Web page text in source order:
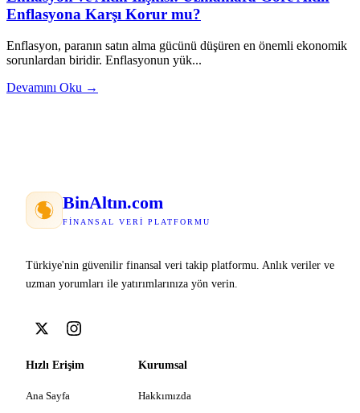
Enflasyona Karşı Korur mu?
Enflasyon, paranın satın alma gücünü düşüren en önemli ekonomik
sorunlardan biridir. Enflasyonun yük...
Devamını Oku →
BinAltın.com
FINANSAL VERI PLATFORMU
Türkiye'nin güvenilir finansal veri takip platformu. Anlık veriler ve
uzman yorumları ile yatırımlarınıza yön verin.
Hızlı Erişim
Ana Sayfa
Kurumsal
Hakkımızda